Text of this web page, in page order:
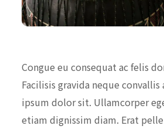
Congue eu consequat ac felis
Facilisis gravida neque convallis
ipsum dolor sit. Ullamcorper
etiam dignissim diam. Erat